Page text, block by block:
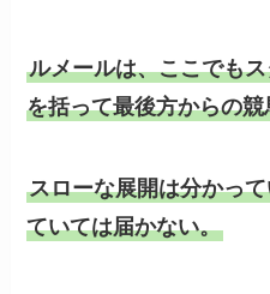
ルメールは、ここでも
を括って最後方からの競
スローな展開は分かっ
ていては届かない。